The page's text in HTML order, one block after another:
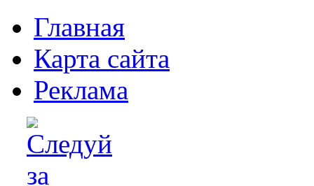
Главная
Карта сайта
Реклама